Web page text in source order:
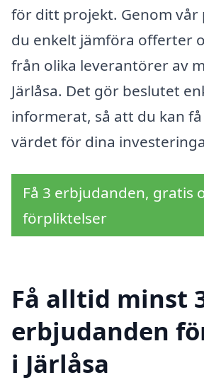
för ditt projekt. Genom
du enkelt jämföra offerter
från olika leverantörer av
Järlåsa. Det gör beslutet
informerat, så att du kan
värdet för dina
Få 3 erbjudanden, gratis
förpliktelser
Få alltid minst
erbjudanden
i Järlåsa